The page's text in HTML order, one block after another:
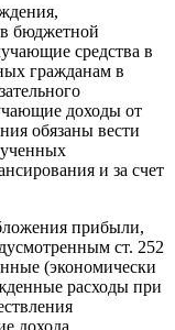
бюджетной
средства в
гражданам в
доходы от
обязаны вести
и за счет
прибыли,
ст. 252
(экономически
расходы при
дохода.